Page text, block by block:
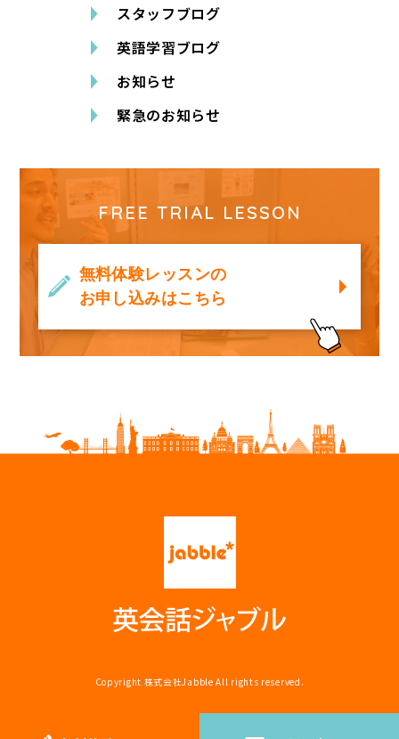
スタッフブログ
英語学習ブログ
お知らせ
緊急のお知らせ
FREE TRIAL LESSON
無料体験レッスンの
お申し込みはこちら
Copyright 株式会社Jabble All rights reserved.